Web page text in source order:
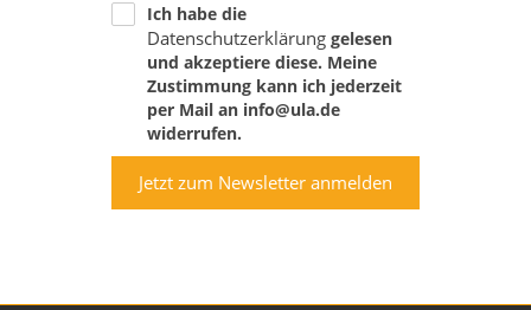
Jetzt zum Newsletter anmelden
Ich habe die
Datenschutzerklärung gelesen
und akzeptiere diese. Meine
Zustimmung kann ich jederzeit
per Mail an info@ula.de
widerrufen.